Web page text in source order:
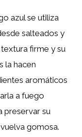
azul se utiliza
salteados y
firme y su
la hacen
aromáticos
a fuego
preservar su
gomosa.